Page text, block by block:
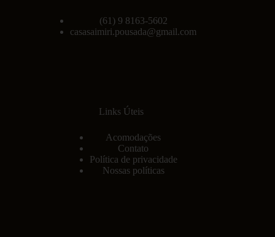
(61) 9 8163-5602
casasaimiri.pousada@gmail.com
Links Úteis
Acomodações
Contato
Política de privacidade
Nossas políticas